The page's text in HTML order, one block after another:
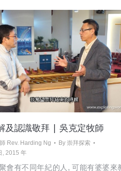
及認識敬拜 | 吳克定牧師
Rev. Harding Ng By 崇拜探索
, 2015 年
會有不同年紀的人, 可能有婆婆來